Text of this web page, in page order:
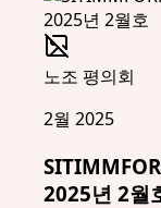
노조 평의회
2월 2025
2025년 2월